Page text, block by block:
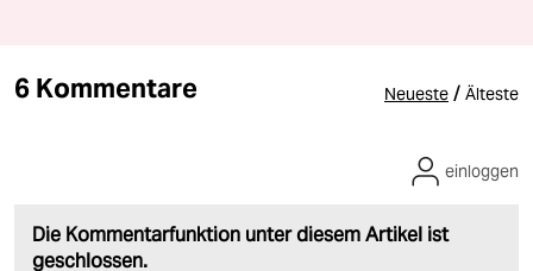
6 Kommentare Neueste / Älteste
Die Kommentarfunktion unter diesem Artikel ist
geschlossen.
einloggen